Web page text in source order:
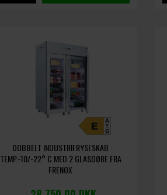
DOBBELT INDUSTRIFRYSESKAB
TEMP.-10/-22° C MED 2 GLASDØRE FRA
FRENOX